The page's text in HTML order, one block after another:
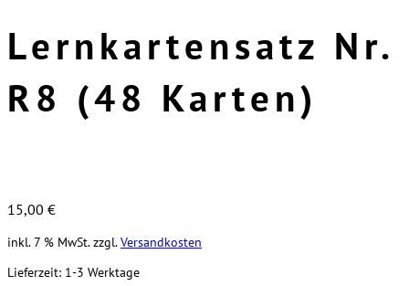
Lernkartensatz Nr.
R8 (48 Karten)
15,00 €
inkl. 7 % MwSt. zzgl.Versandkosten
Lieferzeit: 1-3 Werktage